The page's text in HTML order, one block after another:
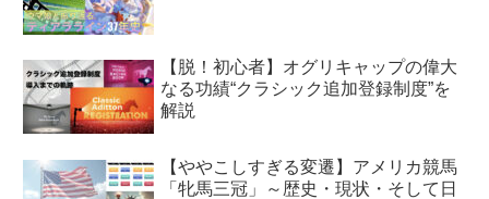
【脱！初心者】オグリキャップの偉大
なる功績“クラシック追加登録制度”を
解説
【ややこしすぎる変遷】アメリカ競馬
「牝馬三冠」～歴史・現状・そして日